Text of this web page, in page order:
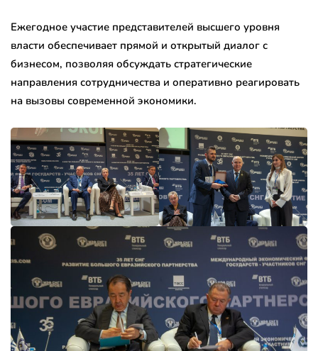
Ежегодное участие представителей высшего уровня
власти обеспечивает прямой и открытый диалог с
бизнесом, позволяя обсуждать стратегические
направления сотрудничества и оперативно реагировать
на вызовы современной экономики.